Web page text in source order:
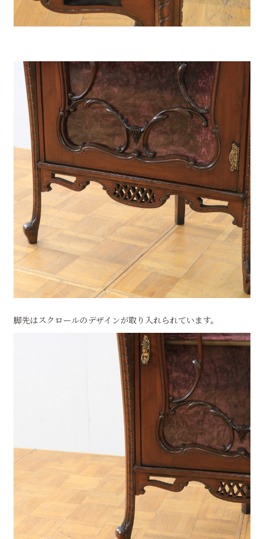
脚先はスクロールのデザインが取り入れられています。